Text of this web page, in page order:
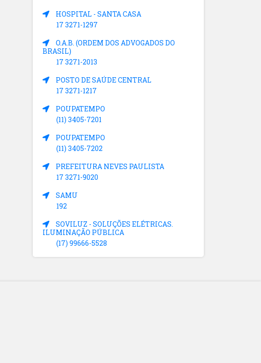
HOSPITAL - SANTA CASA
17 3271-1297
O.A.B. (ORDEM DOS ADVOGADOS DO
BRASIL)
17 3271-2013
POSTO DE SAÚDE CENTRAL
17 3271-1217
POUPATEMPO
(11) 3405-7201
POUPATEMPO
(11) 3405-7202
PREFEITURA NEVES PAULISTA
17 3271-9020
SAMU
192
SOVILUZ - SOLUÇÕES ELÉTRICAS.
ILUMINAÇÃO PÚBLICA
(17) 99666-5528